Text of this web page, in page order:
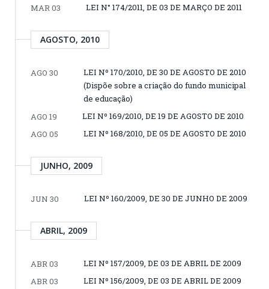
MAR 03 LEI N° 174/2011, DE 03 DE MARÇO DE 2011
AGOSTO, 2010
AGO 30
LEI Nº 170/2010, DE 30 DE AGOSTO DE 2010
(Dispõe sobre a criação do fundo municipal
de educação)
AGO 19
LEI Nº 169/2010, DE 19 DE AGOSTO DE 2010
AGO 05
LEI Nº 168/2010, DE 05 DE AGOSTO DE 2010
JUNHO, 2009
JUN 30 LEI Nº 160/2009, DE 30 DE JUNHO DE 2009
ABRIL, 2009
ABR 03
LEI Nº 157/2009, DE 03 DE ABRIL DE 2009
ABR 03
LEI Nº 156/2009, DE 03 DE ABRIL DE 2009